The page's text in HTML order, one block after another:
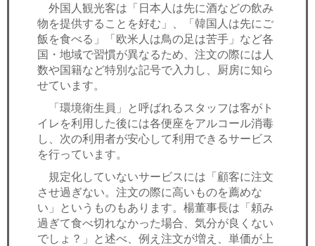
外国人観光客は「日本人は先に酒などの飲み
物を提供することを好む」、「韓国人は先にご
飯を食べる」「欧米人は鳥の足は苦手」など各
国・地域で習慣が異なるため、注文の際には人
数や国籍など特別な記号で入力し、厨房に知ら
せています。
「環境衛生員」と呼ばれるスタッフは客がト
イレを利用した後には各便座をアルコール消毒
し、次の利用者が安心して利用できるサービス
を行っています。
規定化していないサービスには「顧客に注文
させ過ぎない。注文の際に高いものを薦めな
い」というものもあります。楊董事長は「頼み
過ぎて食べ切れなかった場合、気分が良くない
でしょ？」と述べ、例え注文が増え、単価が上